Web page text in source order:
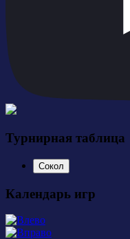
Турнирная таблица
Сокол
Календарь игр